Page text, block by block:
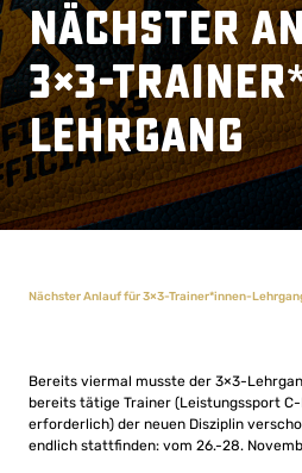
Nächster
3×3-
Lehrgang
Nächster Anlauf für 3×3-Trainer*innen-
Bereits viermal musste der 3×3-
bereits tätige Trainer (Leistungssport
erforderlich) der neuen Disziplin
endlich stattfinden: vom 26.-28.